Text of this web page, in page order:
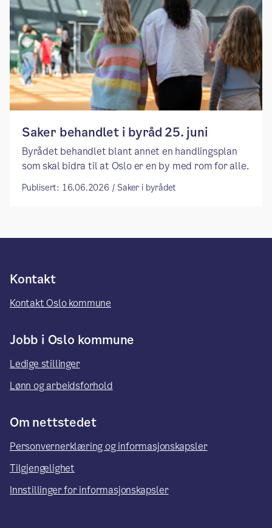
Saker behandlet i byråd 25. juni
Byrådet behandlet blant annet en handlingsplan
som skal bidra til at Oslo er en by med rom for alle.
Publisert: 16.06.2026 / Saker i byrådet
Kontakt
Kontakt Oslo kommune
Jobb i Oslo kommune
Ledige stillinger
Lønn og arbeidsforhold
Om nettstedet
Personvernerklæring og informasjonskapsler
Tilgjengelighet
Innstillinger for informasjonskapsler